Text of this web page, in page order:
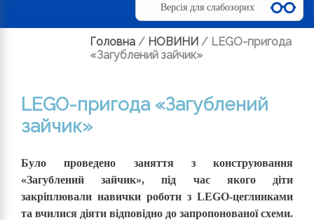
Версія для слабозорих
Головна / НОВИНИ / LEGO-пригода
«Загублений зайчик»
LEGO-пригода «Загублений
зайчик»
Було проведено заняття з конструювання
«Загублений зайчик», під час якого діти
закріплювали навички роботи з LEGO-цеглинками
та вчилися діяти відповідно до запропонованої схеми.